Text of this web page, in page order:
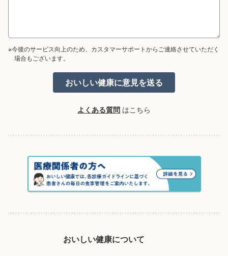
※今後のサービス向上のため、カスタマーサポートからご連絡させていただく
場合もございます。
よくある質問 はこちら
おいしい健康について